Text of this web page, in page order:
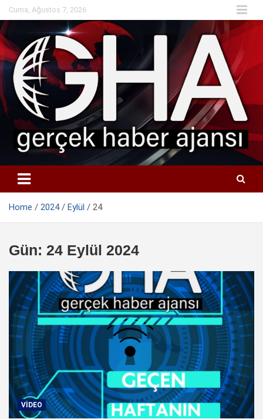
Skip
to
content
Cuma, Ağustos 7, 2026
Home 2024 Eylül 24
Gün: 24 Eylül 2024
VIDEO